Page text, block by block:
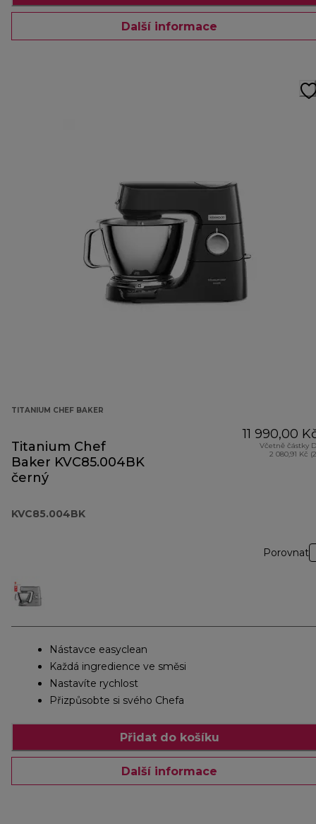
Další informace
TITANIUM CHEF BAKER
Titanium Chef
Baker KVC85.004BK
černý
KVC85.004BK
11 990,00
Včetně částky
2 080,91 Kč
Porovnat
Nástavce easyclean
Každá ingredience ve směsi
Nastavíte rychlost
Přizpůsobte si svého Chefa
Přidat do košíku
Další informace